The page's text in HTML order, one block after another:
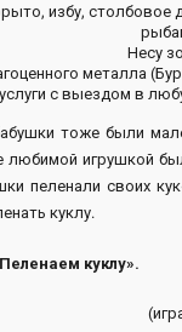
избу, столбовое
Несу
металла
с выездом в
тоже были
любимой игрушкой
пеленали своих
куклу.
куклу».